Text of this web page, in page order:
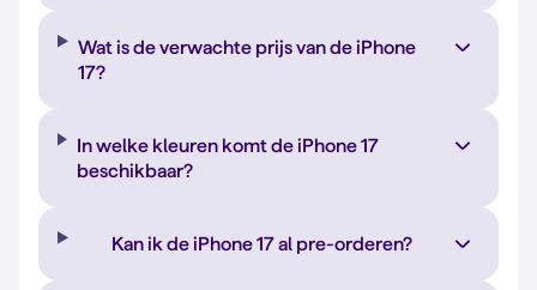
Wat is de verwachte prijs van de iPhone
17?
In welke kleuren komt de iPhone 17
beschikbaar?
Kan ik de iPhone 17 al pre-orderen?